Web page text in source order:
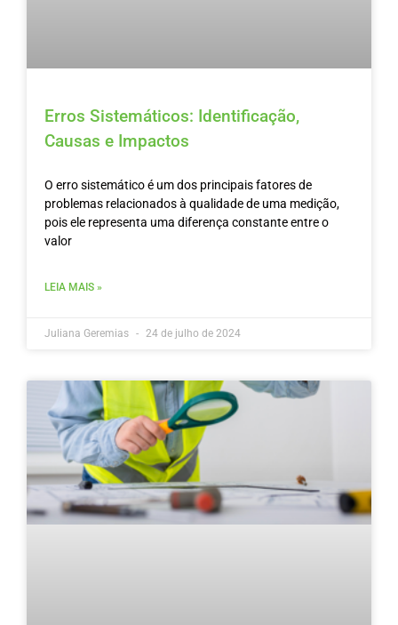
Erros Sistemáticos: Identificação,
Causas e Impactos
O erro sistemático é um dos principais fatores de
problemas relacionados à qualidade de uma medição,
pois ele representa uma diferença constante entre o
valor
LEIA MAIS »
Juliana Geremias 24 de julho de 2024